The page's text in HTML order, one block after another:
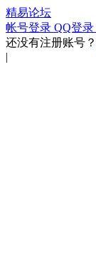
精易论坛
帐号登录 QQ登录
还没有注册账号？
|